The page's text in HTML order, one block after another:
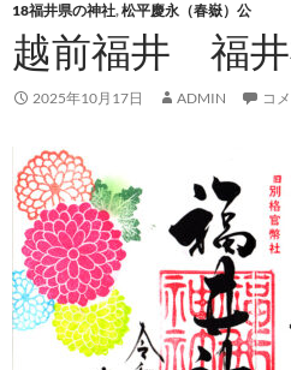
プ
18福井県の神社,松平慶永（春嶽）公
越前福井 福井
2025年10月17日 ADMIN コ